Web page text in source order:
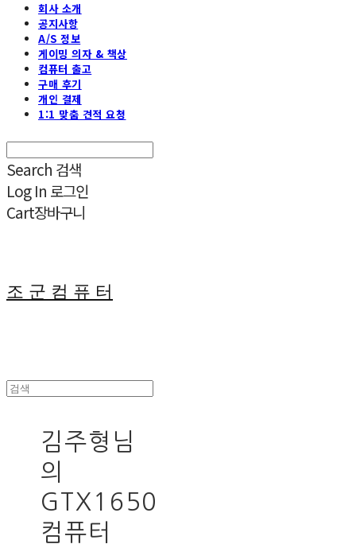
회사 소개
공지사항
A/S 정보
게이밍 의자 & 책상
컴퓨터 출고
구매 후기
개인 결제
1:1 맞춤 견적 요청
Search 검색
Log In 로그인
Cart장바구니
조 군 컴 퓨 터
김주형님
의
GTX1650
컴퓨터